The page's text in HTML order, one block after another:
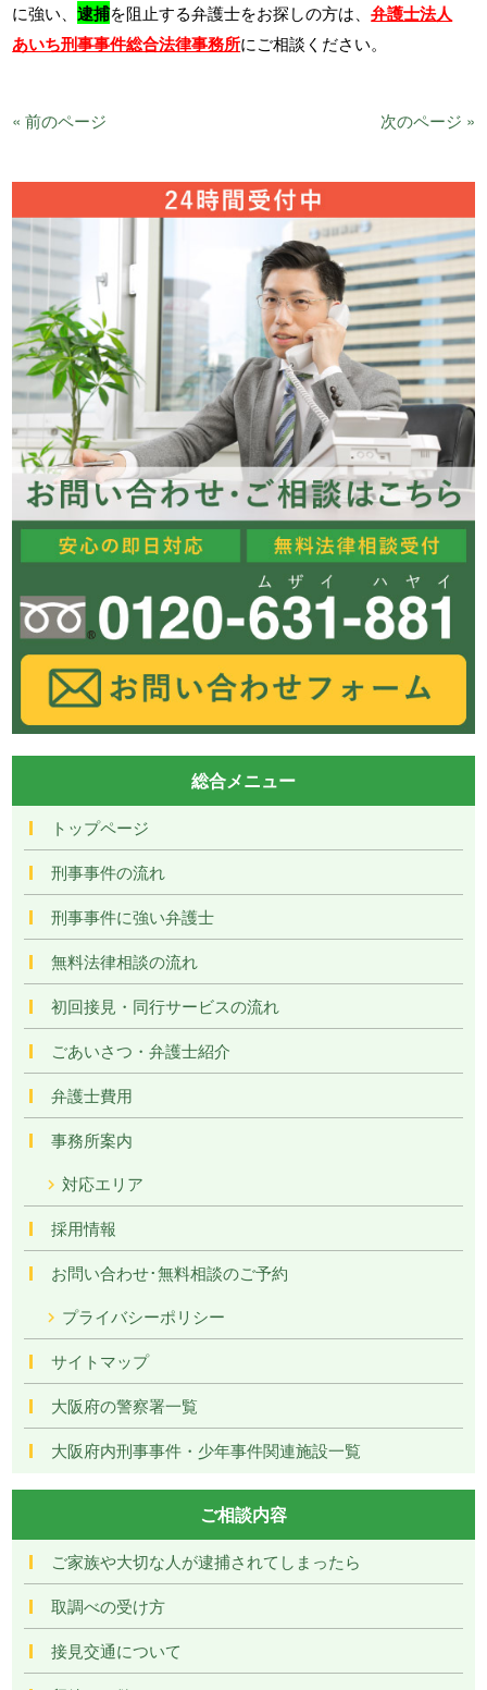
に強い、逮捕を阻止する弁護士をお探しの方は、弁護士法人
あいち刑事事件総合法律事務所にご相談ください。
« 前のページ 次のページ »
総合メニュー
トップページ
刑事事件の流れ
刑事事件に強い弁護士
無料法律相談の流れ
初回接見・同行サービスの流れ
ごあいさつ・弁護士紹介
弁護士費用
事務所案内
対応エリア
採用情報
お問い合わせ･無料相談のご予約
プライバシーポリシー
サイトマップ
大阪府の警察署一覧
大阪府内刑事事件・少年事件関連施設一覧
ご相談内容
ご家族や大切な人が逮捕されてしまったら
取調べの受け方
接見交通について